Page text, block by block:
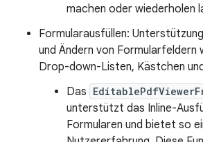
machen oder wiederholen
Formularausfüllen:
und Ändern von Formularfeldern
Drop-down-Listen, Kästchen
Das
unterstützt das Inline-
Formularen und bietet so